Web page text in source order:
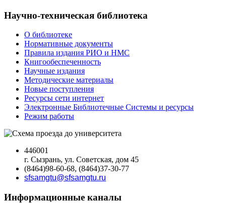
Научно-техническая библиотека
О библиотеке
Нормативные документы
Правила издания РИО и НМС
Книгообеспеченность
Научные издания
Методические материалы
Новые поступления
Ресурсы сети интернет
Электронные Библиотечные Системы и ресурсы
Режим работы
446001
г. Сызрань, ул. Советская, дом 45
(8464)98-60-68, (8464)37-30-77
sfsamgtu@sfsamgtu.ru
Информационные каналы